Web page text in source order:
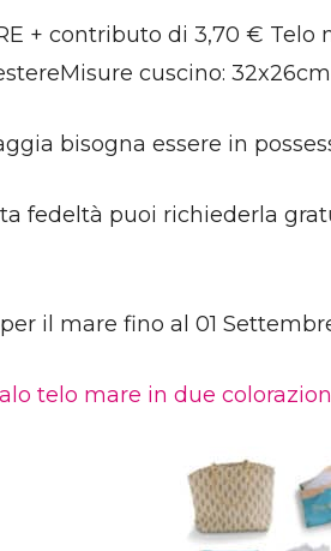
+ contributo di 3,70 €
cuscino:
bisogna essere in
fedeltà puoi richiederla
il mare fino al 01
telo mare in due